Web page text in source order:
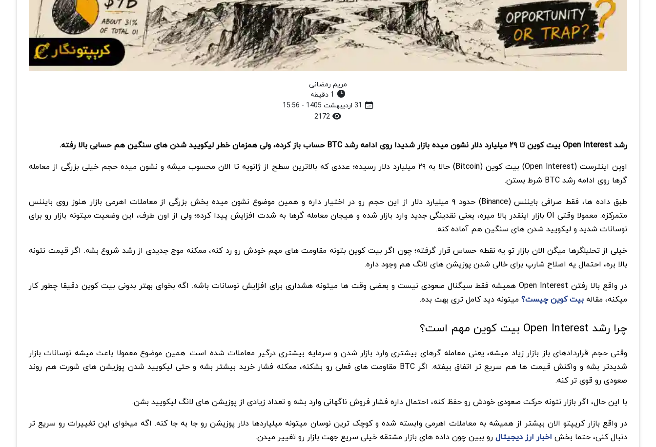
مریم رمضانی
رشد Open Interest بیت کوین تا ۲۹ میلیارد دلار نشون میده بازار شدیدا روی ادامه رشد BTC حساب باز کرده، ولی همزمان خطر لیکویید شدن های سنگین هم حسابی بالا رفته.
اوپن اینترست (Open Interest) بیت کوین (Bitcoin) حالا به ۲۹ میلیارد دلار رسیده؛ عددی که بالاترین سطح از ژانویه تا الان محسوب میشه و نشون میده حجم خیلی بزرگی از معامله
گرها روی ادامه رشد BTC شرط بستن.
طبق داده ها، فقط صرافی بایننس (Binance) حدود ۹ میلیارد دلار از این حجم رو در اختیار داره و همین موضوع نشون میده بخش بزرگی از معاملات اهرمی بازار هنوز روی بایننس
متمرکزه. معمولا وقتی OI بازار اینقدر بالا میره، یعنی نقدینگی جدید وارد بازار شده و هیجان معامله گرها به شدت افزایش پیدا کرده؛ ولی از اون طرف، این وضعیت میتونه بازار رو برای
نوسانات شدید و لیکویید شدن های سنگین هم آماده کنه.
خیلی از تحلیلگرها میگن الان بازار تو یه نقطه حساس قرار گرفته؛ چون اگر بیت کوین بتونه مقاومت های مهم خودش رو رد کنه، ممکنه موج جدیدی از رشد شروع بشه. اگر قیمت نتونه
بالا بره، احتمال یه اصلاح شارپ برای خالی شدن پوزیشن های لانگ هم وجود داره.
در واقع بالا رفتن Open Interest همیشه فقط سیگنال صعودی نیست و بعضی وقت ها میتونه هشداری برای افزایش نوسانات باشه. اگه بخوای بهتر بدونی بیت کوین دقیقا چطور کار
میکنه، مقاله بیت کوین چیست؟ میتونه دید کامل تری بهت بده.
چرا رشد Open Interest بیت کوین مهم است؟
وقتی حجم قراردادهای باز بازار زیاد میشه، یعنی معامله گرهای بیشتری وارد بازار شدن و سرمایه بیشتری درگیر معاملات شده است. همین موضوع معمولا باعث میشه نوسانات بازار
شدیدتر بشه و واکنش قیمت ها هم سریع تر اتفاق بیفته. اگر BTC مقاومت های فعلی رو بشکنه، ممکنه فشار خرید بیشتر بشه و حتی لیکویید شدن پوزیشن های شورت هم روند
صعودی رو قوی تر کنه.
با این حال، اگر بازار نتونه حرکت صعودی خودش رو حفظ کنه، احتمال داره فشار فروش ناگهانی وارد بشه و تعداد زیادی از پوزیشن های لانگ لیکویید بشن.
در واقع بازار کریپتو الان بیشتر از همیشه به معاملات اهرمی وابسته شده و کوچک ترین نوسان میتونه میلیاردها دلار پوزیشن رو جا به جا کنه. اگه میخوای این تغییرات رو سریع تر
دنبال کنی، حتما بخش اخبار ارز دیجیتالرو ببین چون داده های بازار مشتقه خیلی سریع جهت بازار رو تغییر میدن.